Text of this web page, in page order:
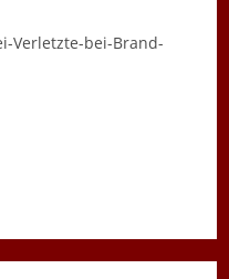
Verletzte-bei-Brand-